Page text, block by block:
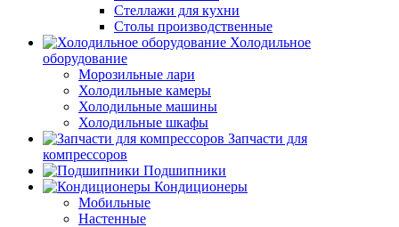
Стеллажи для кухни
Столы производственные
Холодильное
оборудование
Морозильные лари
Холодильные камеры
Холодильные машины
Холодильные шкафы
Запчасти для
компрессоров
Подшипники
Кондиционеры
Мобильные
Настенные